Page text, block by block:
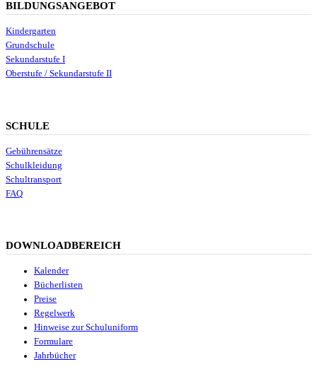
BILDUNGSANGEBOT
Kindergarten
Grundschule
Sekundarstufe I
Oberstufe / Sekundarstufe II
SCHULE
Gebührensätze
Schulkleidung
Schultransport
FAQ
DOWNLOADBEREICH
Kalender
Bücherlisten
Preise
Regelwerk
Hinweise zur Schuluniform
Formulare
Jahrbücher